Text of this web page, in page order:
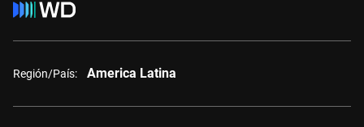
Región/País: America Latina